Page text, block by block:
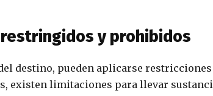
y prohibidos
destino, pueden aplicarse
existen limitaciones para llevar